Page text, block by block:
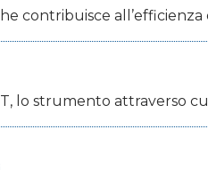
contribuisce
lo strumento attraverso